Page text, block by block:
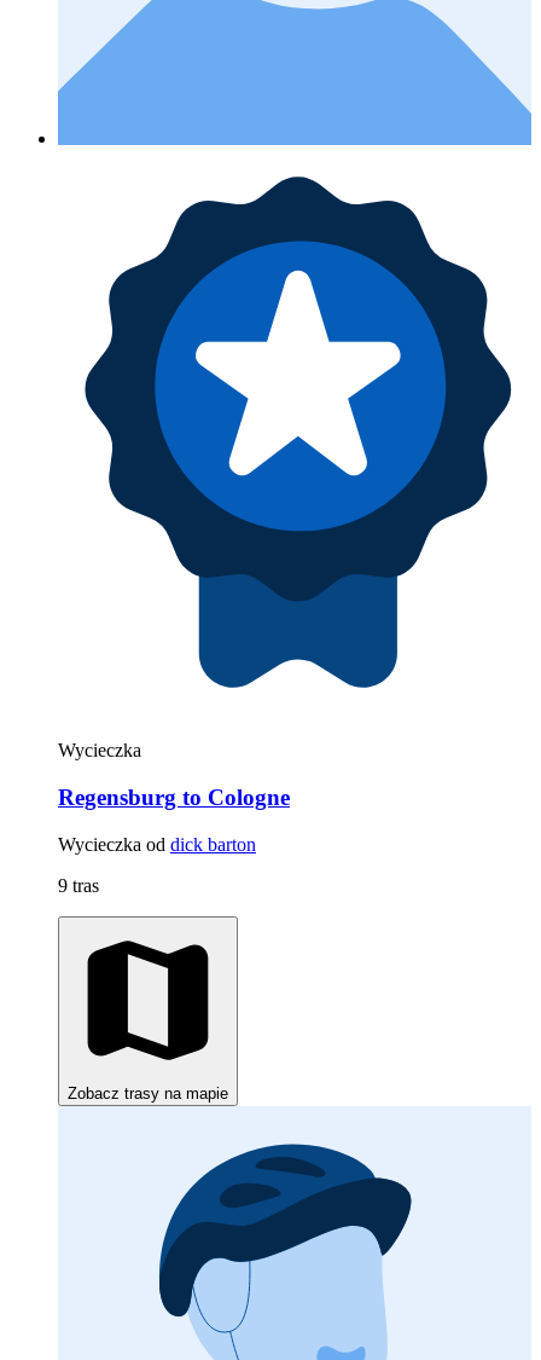
Wycieczka
Regensburg to Cologne
Wycieczka od dick barton
9 tras
Zobacz trasy na mapie